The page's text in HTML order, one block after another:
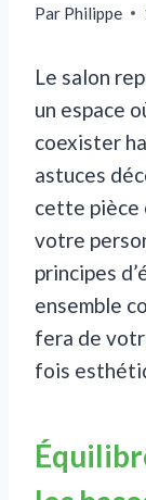
Par Philippe
Le salon
un espace
coexister
astuces
cette pièce
votre
principes
ensemble
fera de
fois